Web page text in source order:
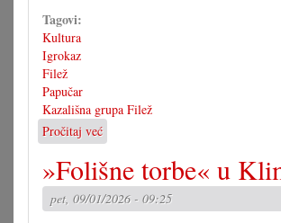
Tagovi:
Kultura
Igrokaz
Filež
Papučar
Kazališna grupa Filež
Pročitaj već
»Papučar«
na
fileškoj
pozornici
»Folišne torbe« u
pet, 09/01/2026 - 09:25